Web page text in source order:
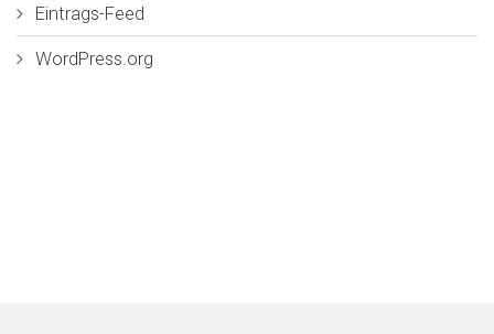
Eintrags-Feed
WordPress.org